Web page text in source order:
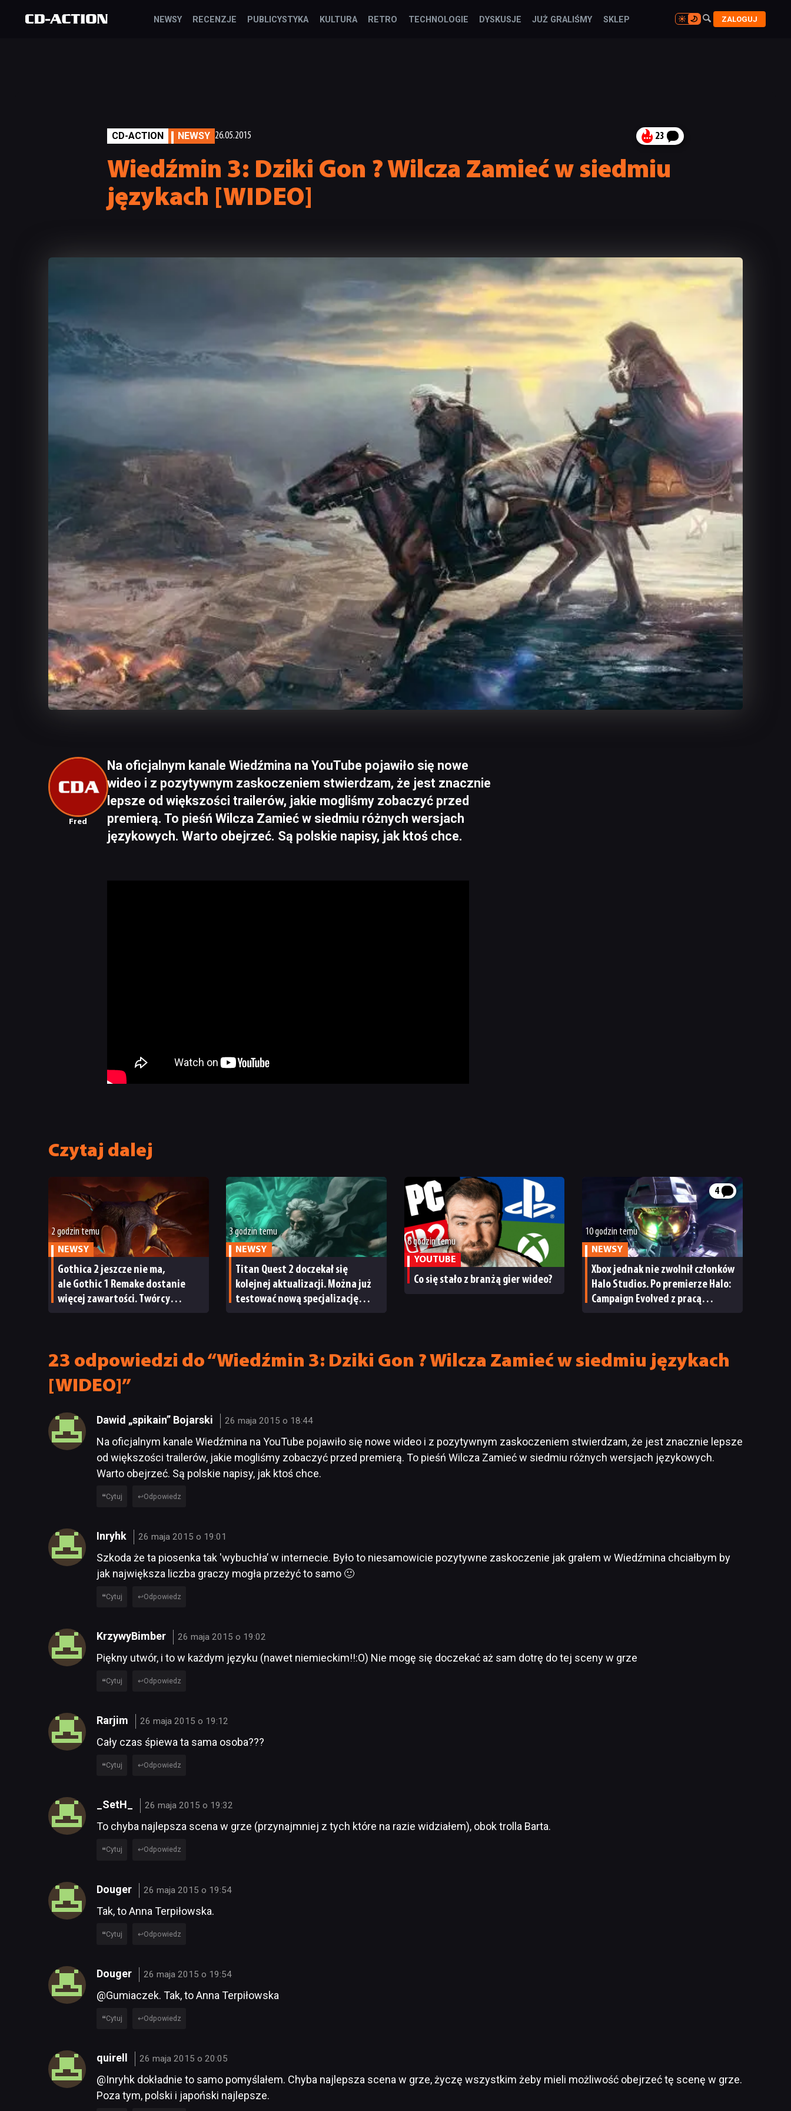
NEWSY RECENZJE PUBLICYSTYKA KULTURA RETRO TECHNOLOGIE DYSKUSJE JUŻ GRALIŚMY SKLEP 
 ZALOGUJ
CD-ACTION NEWSY 26.05.2015 23
Wiedźmin 3: Dziki Gon ? Wilcza Zamieć w siedmiu
językach [WIDEO]
Fred
Na oficjalnym kanale Wiedźmina na YouTube pojawiło się nowe
wideo i z pozytywnym zaskoczeniem stwierdzam, że jest znacznie
lepsze od większości trailerów, jakie mogliśmy zobaczyć przed
premierą. To pieśń Wilcza Zamieć w siedmiu różnych wersjach
językowych. Warto obejrzeć. Są polskie napisy, jak ktoś chce.
Czytaj dalej
2 godzin temu
NEWSY
Gothica 2 jeszcze nie ma,
ale Gothic 1 Remake dostanie
więcej zawartości. Twórcy
3 godzin temu
NEWSY
Titan Quest 2 doczekał się
kolejnej aktualizacji. Można już
testować nową specjalizację
6 godzin temu
YOUTUBE
Co się stało z branżą gier wideo?
4
10 godzin temu
NEWSY
Xbox jednak nie zwolnił członków
Halo Studios. Po premierze Halo:
Campaign Evolved z pracą
23 odpowiedzi do “Wiedźmin 3: Dziki Gon ? Wilcza Zamieć w siedmiu językach
[WIDEO]”
Dawid „spikain” Bojarski 26 maja 2015 o 18:44
Na oficjalnym kanale Wiedźmina na YouTube pojawiło się nowe wideo i z pozytywnym zaskoczeniem stwierdzam, że jest znacznie lepsze
od większości trailerów, jakie mogliśmy zobaczyć przed premierą. To pieśń Wilcza Zamieć w siedmiu różnych wersjach językowych.
Warto obejrzeć. Są polskie napisy, jak ktoś chce.
Cytuj Odpowiedz
Inryhk 26 maja 2015 o 19:01
Szkoda że ta piosenka tak 'wybuchła’ w internecie. Było to niesamowicie pozytywne zaskoczenie jak grałem w Wiedźmina chciałbym by
jak największa liczba graczy mogła przeżyć to samo 🙂
Cytuj Odpowiedz
KrzywyBimber 26 maja 2015 o 19:02
Piękny utwór, i to w każdym języku (nawet niemieckim!!:O) Nie mogę się doczekać aż sam dotrę do tej sceny w grze
Cytuj Odpowiedz
Rarjim 26 maja 2015 o 19:12
Cały czas śpiewa ta sama osoba???
Cytuj Odpowiedz
_SetH_ 26 maja 2015 o 19:32
To chyba najlepsza scena w grze (przynajmniej z tych które na razie widziałem), obok trolla Barta.
Cytuj Odpowiedz
Douger 26 maja 2015 o 19:54
Tak, to Anna Terpiłowska.
Cytuj Odpowiedz
Douger 26 maja 2015 o 19:54
@Gumiaczek. Tak, to Anna Terpiłowska
Cytuj Odpowiedz
quirell 26 maja 2015 o 20:05
@Inryhk dokładnie to samo pomyślałem. Chyba najlepsza scena w grze, życzę wszystkim żeby mieli możliwość obejrzeć tę scenę w grze.
Poza tym, polski i japoński najlepsze.